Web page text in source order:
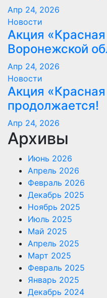
Апр 24, 2026
Новости
Акция «Красная
Воронежской
Апр 24, 2026
Новости
Акция «Красная
продолжается!
Апр 24, 2026
Архивы
Июнь 2026
Апрель 2026
Февраль 2026
Декабрь 2025
Ноябрь 2025
Июль 2025
Май 2025
Апрель 2025
Март 2025
Февраль 2025
Январь 2025
Декабрь 2024